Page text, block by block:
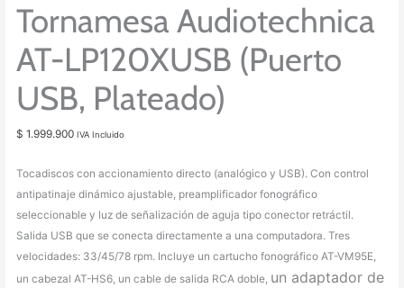
Tornamesa Audiotechnica
AT-LP120XUSB (Puerto
USB, Plateado)
$ 1.999.900 IVA Incluido
Tocadiscos con accionamiento directo (analógico y USB). Con control
antipatinaje dinámico ajustable, preamplificador fonográfico
seleccionable y luz de señalización de aguja tipo conector retráctil.
Salida USB que se conecta directamente a una computadora. Tres
velocidades: 33/45/78 rpm. Incluye un cartucho fonográfico AT-VM95E,
un cabezal AT-HS6, un cable de salida RCA doble, un adaptador de